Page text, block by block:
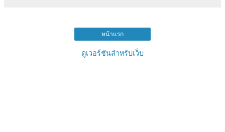
หน้าแรก
ดูเวอร์ชันสำหรับเว็บ